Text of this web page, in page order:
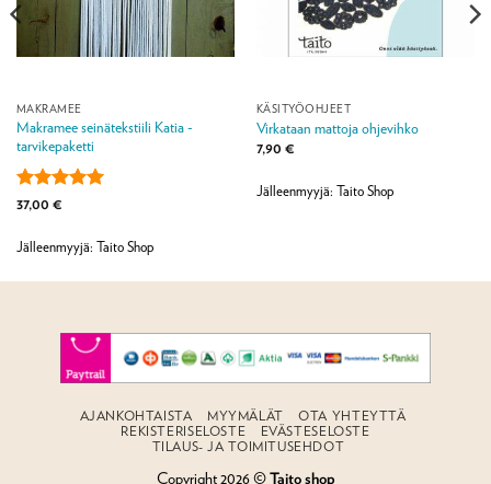
MAKRAMEE
Makramee seinätekstiili Katia -
tarvikepaketti
Arvostelu
/ 5
37,00 €
Jälleenmyyjä: Taito Shop
KÄSITYÖOHJEET
Virkataan mattoja ohjevihko
7,90 €
Jälleenmyyjä: Taito Shop
AJANKOHTAISTA MYYMÄLÄT
OTA YHTEYTTÄ
REKISTERISELOSTE
EVÄSTESELOSTE
TILAUS- JA TOIMITUSEHDOT
Copyright 2026 ©Taito shop